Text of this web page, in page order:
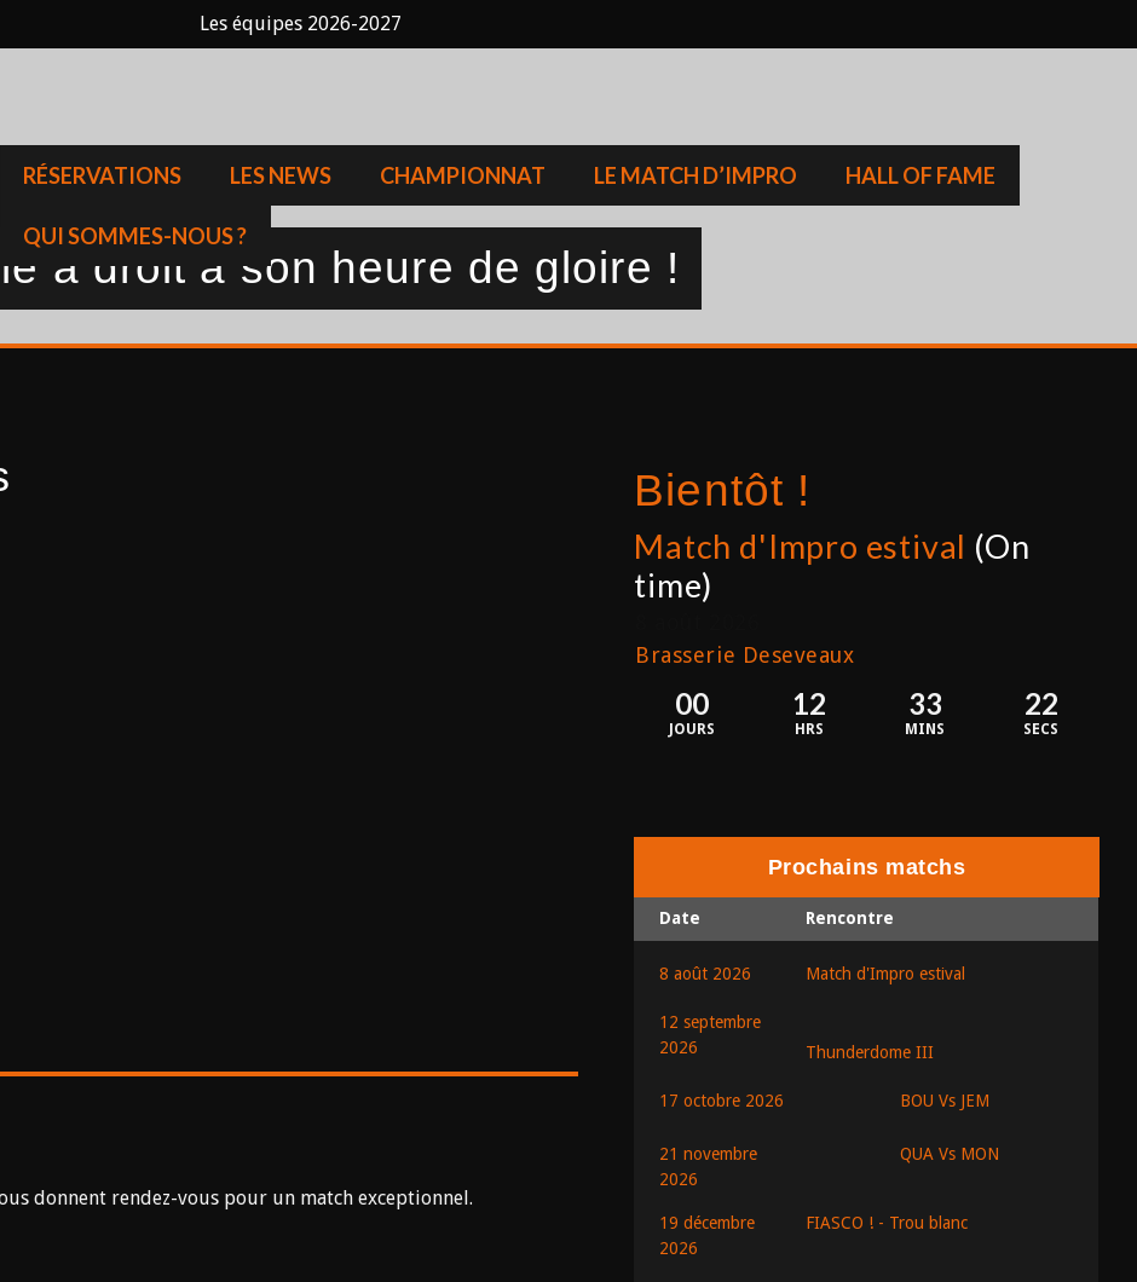
Les équipes 2026-2027
RÉSERVATIONS LES NEWS CHAMPIONNAT LE MATCH D’IMPRO HALL OF FAME
QUI SOMMES-NOUS ?
a droit à son heure de gloire !
donnent rendez-vous pour un match exceptionnel.
Bientôt !
Match d'Impro estival (On
time)
Brasserie Deseveaux
00
JOURS
12
HRS
33
MINS
22
SECS
Prochains matchs
Date Rencontre
8 août 2026 Match d'Impro estival
12 septembre
2026
Thunderdome III
17 octobre 2026 BOU Vs JEM
21 novembre
2026
QUA Vs MON
19 décembre
2026
FIASCO ! - Trou blanc